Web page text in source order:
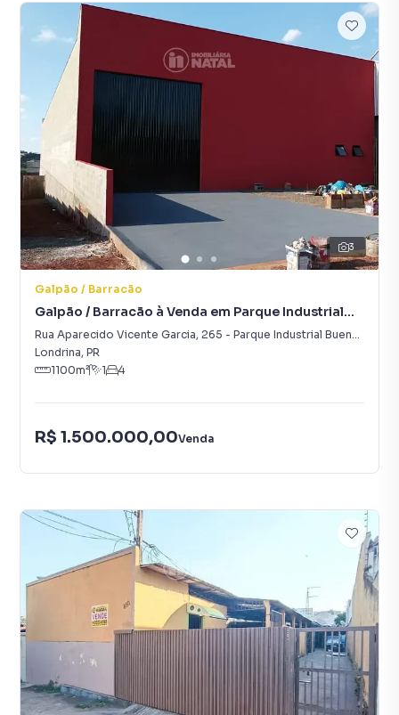
3
Galpão / Barracão
Galpão / Barracão à Venda em Parque Industrial
Buena Vista
Rua Aparecido Vicente Garcia, 265 - Parque Industrial Buena Vista
Londrina, PR
1100m² 1 4
R$ 1.500.000,00Venda